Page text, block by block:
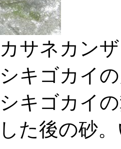
カサネカン
シキゴカイ
シキゴカイ
た後の砂